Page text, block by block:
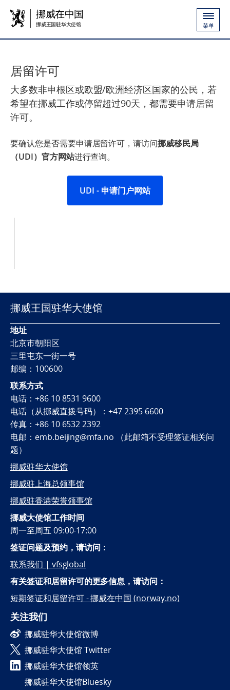
挪威在中国
挪威王国驻华大使馆 菜单
居留许可
大多数非申根区或欧盟/欧洲经济区国家的公民，若
希望在挪威工作或停留超过90天，都需要申请居留
许可。
要确认您是否需要申请居留许可，请访问挪威移民局
（UDI）官方网站进行查询。
UDI - 申请门户网站
挪威王国驻华大使馆
地址
北京市朝阳区
三里屯东一街一号
邮编：100600
联系方式
电话：+86 10 8531 9600
电话（从挪威直拨号码）：+47 2395 6600
传真：+86 10 6532 2392
电邮：emb.beijing@mfa.no （此邮箱不受理签证相关问
题）
挪威驻华大使馆
挪威驻上海总领事馆
挪威驻香港荣誉领事馆
挪威大使馆工作时间
周一至周五 09:00-17:00
签证问题及预约， 请访问：
联系我们 | vfsglobal
有关签证和居留许可的更多信息，请访问：
短期签证和居留许可 - 挪威在中国 (norway.no)
关注我们
挪威驻华大使馆微博
挪威驻华大使馆 Twitter
挪威驻华大使馆领英
挪威驻华大使馆Bluesky